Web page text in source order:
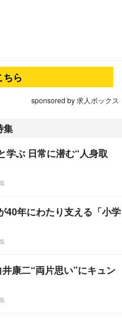
ちら
sponsored by 求人ボックス
集
学ぶ 日常に潜む“人身取
40年にわたり支える「小学
康二“両片思い”にキュン